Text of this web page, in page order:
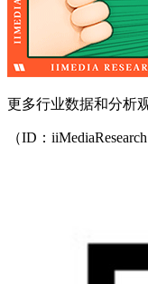
更多行业数据和分析
（ID：iiMediaResearch